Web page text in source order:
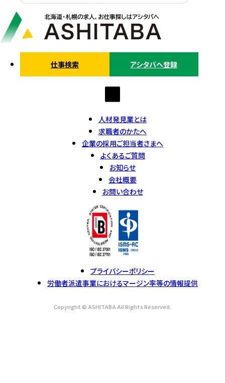
仕事検索 アシタバへ登録
人材発見業とは
求職者のかたへ
企業の採用ご担当者さまへ
よくあるご質問
お知らせ
会社概要
お問い合わせ
プライバシーポリシー
労働者派遣事業におけるマージン率等の情報提供
Copyright © ASHITABA All Rights Reserved.